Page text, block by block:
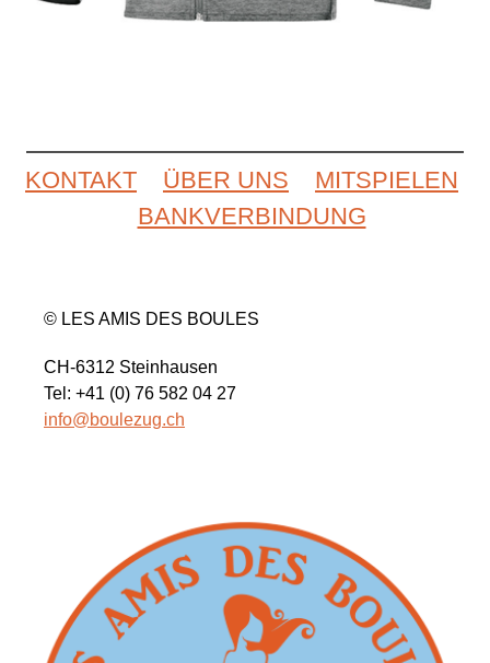
KONTAKT ÜBER UNS
MITSPIELEN
BANKVERBINDUNG
© LES AMIS DES BOULES
CH-6312 Steinhausen
Tel: +41 (0) 76 582 04 27
info@boulezug.ch